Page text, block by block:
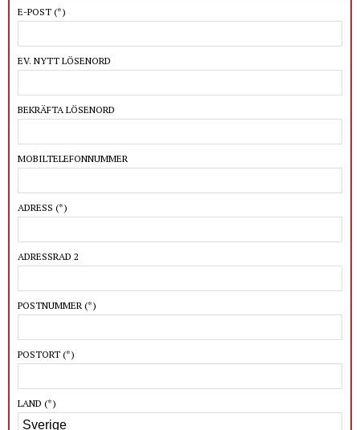
E-POST (*)
EV. NYTT LÖSENORD
BEKRÄFTA LÖSENORD
MOBILTELEFONNUMMER
ADRESS (*)
ADRESSRAD 2
POSTNUMMER (*)
POSTORT (*)
LAND (*)